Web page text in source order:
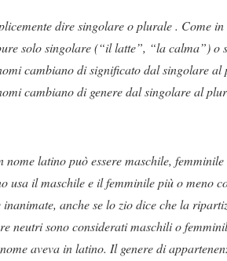
dire singolare o plurale . Come
solo singolare (“il latte”, “la calma”)
cambiano di significato dal singolare
cambiano di genere dal singolare al
nome latino può essere maschile,
usa il maschile e il femminile più o meno
inanimate, anche se lo zio dice che la
neutri sono considerati maschili o
aveva in latino. Il genere di